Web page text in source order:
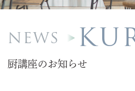
NEWS
厨講座のお知らせ